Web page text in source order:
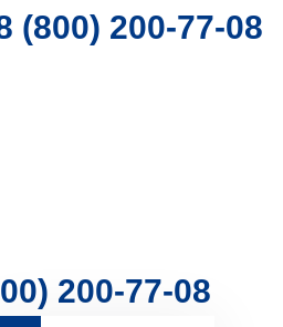
200-77-08
(800) 200-77-08